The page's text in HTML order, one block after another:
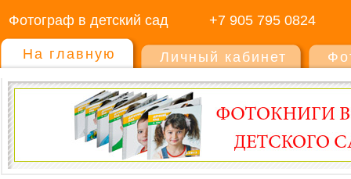
Фотограф в детский сад +7 905 795 0824
На главную Личный кабинет